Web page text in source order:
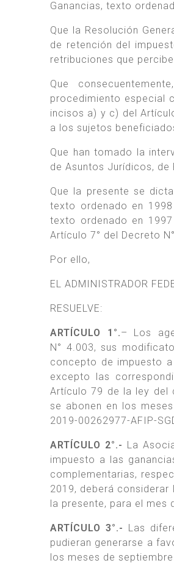
Ganancias, texto
Que la Resolución
de retención del
retribuciones que
Que
procedimiento especial
incisos a) y c) del
a los sujetos
Que han tomado la
de Asuntos Jurídicos,
Que la presente se
texto ordenado en
texto ordenado en
Artículo 7° del Decreto
Por ello,
EL ADMINISTRADOR
RESUELVE:
ARTÍCULO 1°.– Los
N° 4.003, sus
concepto de impuesto
excepto las
Artículo 79 de la ley del
se abonen en los
2019-00262977-AFIP-
ARTÍCULO 2°.- La
impuesto a las
complementarias,
2019, deberá
la presente, para el mes
ARTÍCULO 3°.- Las
pudieran generarse a
los meses de